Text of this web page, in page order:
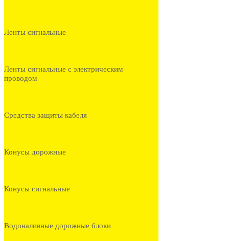
Ленты сигнальные
Ленты сигнальные с электрическим
проводом
Средства защиты кабеля
Конусы дорожные
Конусы сигнальные
Водоналивные дорожные блоки